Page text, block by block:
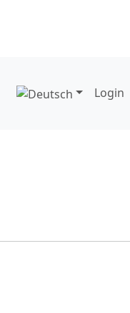
Login